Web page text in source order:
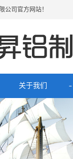
公司官方网站！
关于我们
公司简介
联系我们